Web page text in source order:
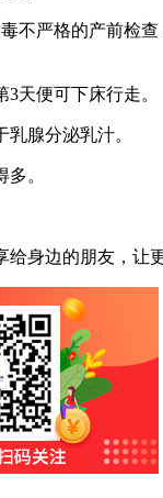
不严格的产前检
天便可下床行走。
腺分泌乳汁。
。
身边的朋友，让